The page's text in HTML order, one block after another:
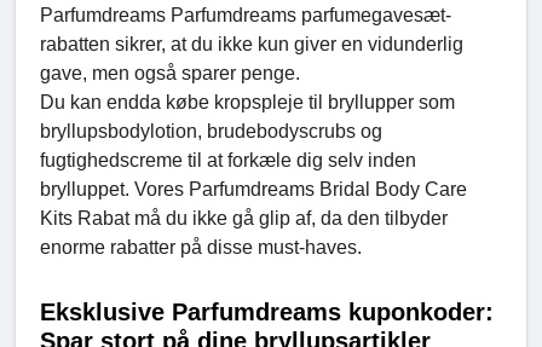
Parfumdreams Parfumdreams parfumegavesæt-
rabatten sikrer, at du ikke kun giver en vidunderlig
gave, men også sparer penge.
Du kan endda købe kropspleje til bryllupper som
bryllupsbodylotion, brudebodyscrubs og
fugtighedscreme til at forkæle dig selv inden
brylluppet. Vores Parfumdreams Bridal Body Care
Kits Rabat må du ikke gå glip af, da den tilbyder
enorme rabatter på disse must-haves.
Eksklusive Parfumdreams kuponkoder:
Spar stort på dine bryllupsartikler